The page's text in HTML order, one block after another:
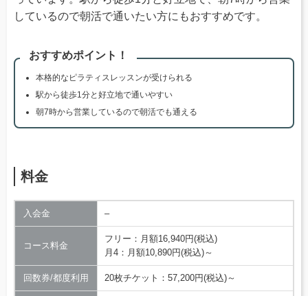
しているので朝活で通いたい方にもおすすめです。
おすすめポイント！
本格的なピラティスレッスンが受けられる
駅から徒歩1分と好立地で通いやすい
朝7時から営業しているので朝活でも通える
料金
入会金 –
コース料金
フリー：月額16,940円(税込)
月4：月額10,890円(税込)～
回数券/都度利用 20枚チケット：57,200円(税込)～